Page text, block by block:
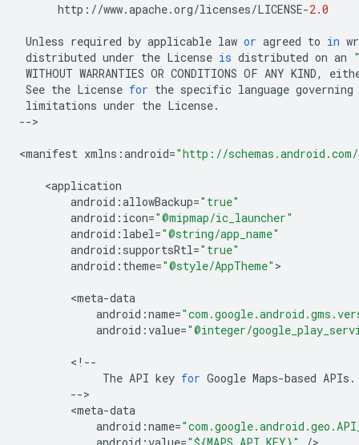
http : //www.apache.org/licenses/LICENSE-2.0
Unless required by applicable law or agreed to in
distributed under the License is distributed on an
WITHOUT WARRANTIES OR CONDITIONS OF ANY KIND,
See the License for the specific language governing
limitations under the License.
-->
<manifest xmlns :android="http://
<application
android :allowBackup="true"
android : icon="@mipmap/ic_launcher"
android : label="@string/app_name"
android : supportsRtl="true"
android : theme="@style/AppTheme" >
<meta-data
android :name=
android :value="@integer/
< !--
The API key for Google Maps-based APIs .
--
<meta-data
android :name=